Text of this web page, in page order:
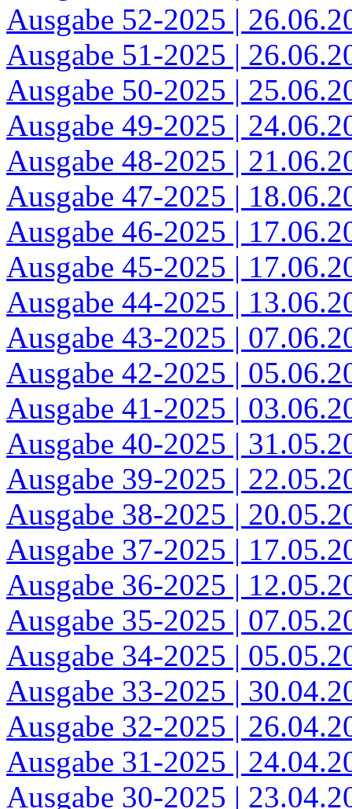
Ausgabe 52-2025 |
Ausgabe 51-2025 |
Ausgabe 50-2025 |
Ausgabe 49-2025 |
Ausgabe 48-2025 |
Ausgabe 47-2025 |
Ausgabe 46-2025 |
Ausgabe 45-2025 |
Ausgabe 44-2025 |
Ausgabe 43-2025 |
Ausgabe 42-2025 |
Ausgabe 41-2025 |
Ausgabe 40-2025 |
Ausgabe 39-2025 |
Ausgabe 38-2025 |
Ausgabe 37-2025 |
Ausgabe 36-2025 |
Ausgabe 35-2025 |
Ausgabe 34-2025 |
Ausgabe 33-2025 |
Ausgabe 32-2025 |
Ausgabe 31-2025 |
Ausgabe 30-2025 |